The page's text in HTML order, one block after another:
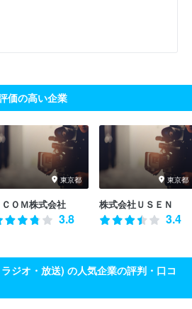
価の高い企業
東京都
ＣＯＭ株式会社
3.8
東京都
株式会社ＵＳＥＮ
3.4
ジオ・放送) の人気企業の評判・口コ